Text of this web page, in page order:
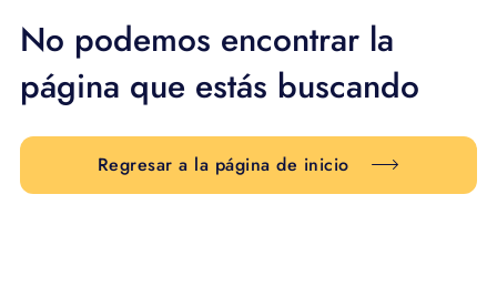
No podemos encontrar la
página que estás buscando
Regresar a la página de inicio